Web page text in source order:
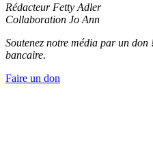
Rédacteur Fetty Adler
Collaboration Jo Ann
Soutenez notre média par un
bancaire.
Faire un don